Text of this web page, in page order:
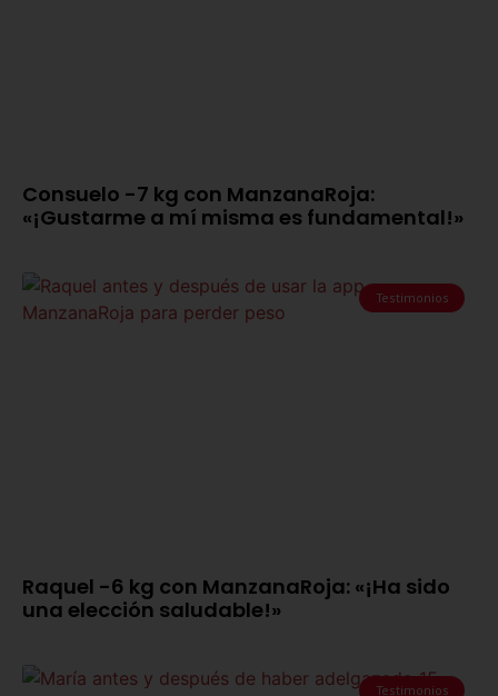
Consuelo -7 kg con ManzanaRoja:
«¡Gustarme a mí misma es fundamental!»
Testimonios
Raquel -6 kg con ManzanaRoja: «¡Ha sido
una elección saludable!»
Testimonios